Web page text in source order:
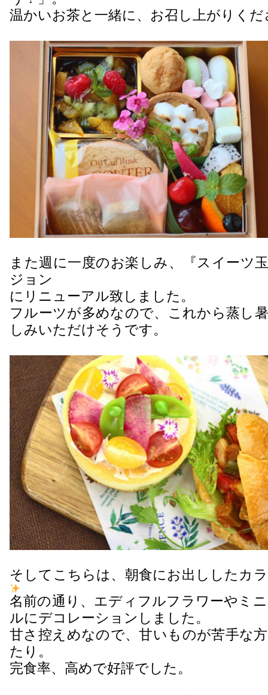
温かいお茶と一緒に、お召し上がりくだ
また週に一度のお楽しみ、『スイーツ
ジョン
にリニューアル致しました。
フルーツが多めなので、これから蒸し
しみいただけそうです。
そしてこちらは、朝食にお出ししたカ
名前の通り、エディフルフラワーやミ
ルにデコレーションしました。
甘さ控えめなので、甘いものが苦手な
たり。
完食率、高めで好評でした。